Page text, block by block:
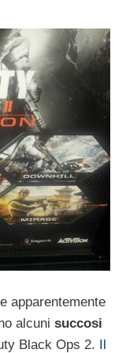
apparentemente
alcuni succosi
Black Ops 2. Il